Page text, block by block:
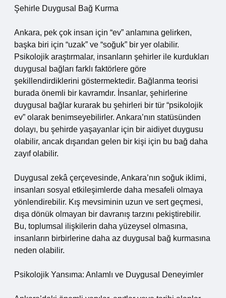
Şehirle Duygusal Bağ Kurma
Ankara, pek çok insan için “ev” anlamına gelirken,
başka biri için “uzak” ve “soğuk” bir yer olabilir.
Psikolojik araştırmalar, insanların şehirler ile kurdukları
duygusal bağları farklı faktörlere göre
şekillendirdiklerini göstermektedir. Bağlanma teorisi
burada önemli bir kavramdır. İnsanlar, şehirlerine
duygusal bağlar kurarak bu şehirleri bir tür “psikolojik
ev” olarak benimseyebilirler. Ankara’nın statüsünden
dolayı, bu şehirde yaşayanlar için bir aidiyet duygusu
olabilir, ancak dışarıdan gelen bir kişi için bu bağ daha
zayıf olabilir.
Duygusal zekâ çerçevesinde, Ankara’nın soğuk iklimi,
insanları sosyal etkileşimlerde daha mesafeli olmaya
yönlendirebilir. Kış mevsiminin uzun ve sert geçmesi,
dışa dönük olmayan bir davranış tarzını pekiştirebilir.
Bu, toplumsal ilişkilerin daha yüzeysel olmasına,
insanların birbirlerine daha az duygusal bağ kurmasına
neden olabilir.
Psikolojik Yansıma: Anlamlı ve Duygusal Deneyimler